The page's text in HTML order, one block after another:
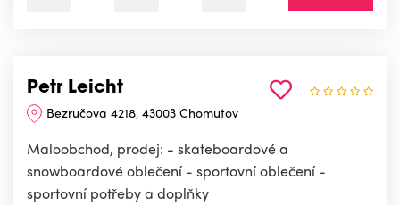
Petr Leicht
Bezručova 4218, 43003 Chomutov
Maloobchod, prodej: - skateboardové a
snowboardové oblečení - sportovní oblečení -
sportovní potřeby a doplňky